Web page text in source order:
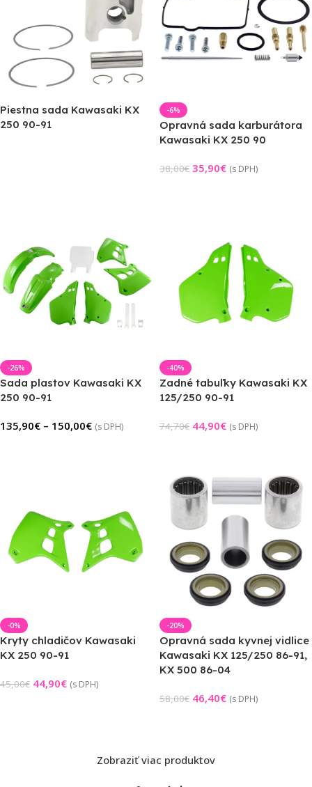
Piestna sada Kawasaki KX
250 90-91
-6%
Opravná sada karburátora
Kawasaki KX 250 90
38,00€ 35,90€ (s DPH)
-26%
Sada plastov Kawasaki KX
250 90-91
135,90€ – 150,00€ (s DPH)
-40%
Zadné tabuľky Kawasaki KX
125/250 90-91
74,70€ 44,90€ (s DPH)
-0%
Kryty chladičov Kawasaki
KX 250 90-91
45,00€ 44,90€ (s DPH)
-20%
Opravná sada kyvnej vidlice
Kawasaki KX 125/250 86-91,
KX 500 86-04
58,00€ 46,40€ (s DPH)
Zobraziť viac produktov